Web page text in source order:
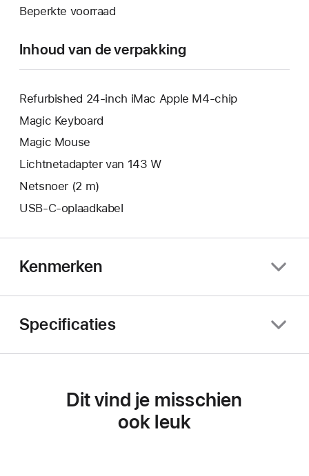
geopend.
Beperkte voorraad
Inhoud van de verpakking
Refurbished 24-inch iMac Apple M4-chip
Magic Keyboard
Magic Mouse
Lichtnetadapter van 143 W
Netsnoer (2 m)
USB‑C-oplaadkabel
Kenmerken
Specificaties
Dit vind je misschien
ook leuk